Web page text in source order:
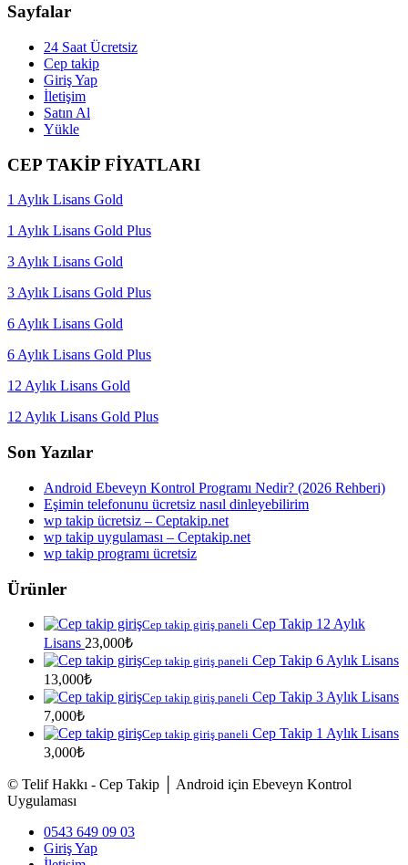
Sayfalar
24 Saat Ücretsiz
Cep takip
Giriş Yap
İletişim
Satın Al
Yükle
CEP TAKİP FİYATLARI
1 Aylık Lisans Gold
1 Aylık Lisans Gold Plus
3 Aylık Lisans Gold
3 Aylık Lisans Gold Plus
6 Aylık Lisans Gold
6 Aylık Lisans Gold Plus
12 Aylık Lisans Gold
12 Aylık Lisans Gold Plus
Son Yazılar
Android Ebeveyn Kontrol Programı Nedir? (2026 Rehberi)
Eşimin telefonunu ücretsiz nasıl dinleyebilirim
wp takip ücretsiz – Ceptakip.net
wp takip uygulaması – Ceptakip.net
wp takip programı ücretsiz
Ürünler
Cep takip giriş paneli Cep Takip 12 Aylık
Lisans 23,000₺
Cep takip giriş paneli Cep Takip 6 Aylık Lisans
13,000₺
Cep takip giriş paneli Cep Takip 3 Aylık Lisans
7,000₺
Cep takip giriş paneli Cep Takip 1 Aylık Lisans
3,000₺
© Telif Hakkı - Cep Takip │ Android için Ebeveyn Kontrol
Uygulaması
0543 649 09 03
Giriş Yap